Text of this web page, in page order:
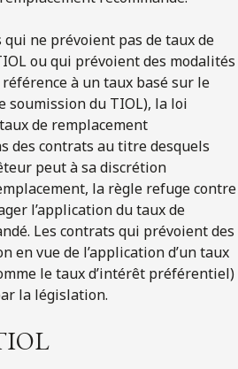
qui ne prévoient pas de taux de
ou qui prévoient des modalités
à un taux basé sur le
soumission du TIOL), la loi
de remplacement
des contrats au titre desquels
peut à sa discrétion
la règle refuge contre
l’application du taux de
Les contrats qui prévoient des
en vue de l’application d’un taux
le taux d’intérêt préférentiel)
la législation.